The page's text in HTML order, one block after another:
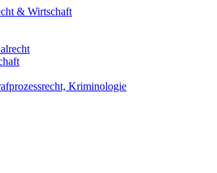
& Wirtschaft
Kriminologie